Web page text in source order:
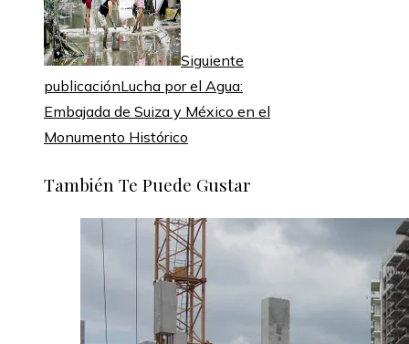
Siguiente
publicaciónLucha por el Agua:
Embajada de Suiza y México en el
Monumento Histórico
También Te Puede Gustar